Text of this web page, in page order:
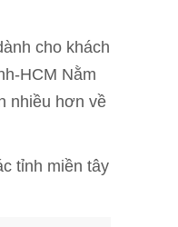
cho khách
HCM Nằm
nhiều hơn về
tỉnh miền tây